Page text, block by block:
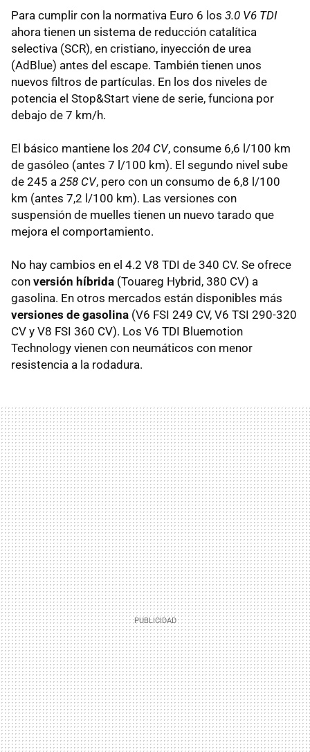
Para cumplir con la normativa Euro 6 los 3.0 V6 TDI
ahora tienen un sistema de reducción catalítica
selectiva (SCR), en cristiano, inyección de urea
(AdBlue) antes del escape. También tienen unos
nuevos filtros de partículas. En los dos niveles de
potencia el Stop&Start viene de serie, funciona por
debajo de 7 km/h.
El básico mantiene los 204 CV, consume 6,6 l/100 km
de gasóleo (antes 7 l/100 km). El segundo nivel sube
de 245 a 258 CV, pero con un consumo de 6,8 l/100
km (antes 7,2 l/100 km). Las versiones con
suspensión de muelles tienen un nuevo tarado que
mejora el comportamiento.
No hay cambios en el 4.2 V8 TDI de 340 CV. Se ofrece
con versión híbrida (Touareg Hybrid, 380 CV) a
gasolina. En otros mercados están disponibles más
versiones de gasolina (V6 FSI 249 CV, V6 TSI 290-320
CV y V8 FSI 360 CV). Los V6 TDI Bluemotion
Technology vienen con neumáticos con menor
resistencia a la rodadura.